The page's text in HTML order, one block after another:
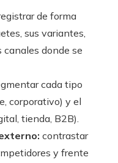
de forma
sus variantes,
canales donde se
cada tipo
corporativo) y el
tienda, B2B).
contrastar
y frente